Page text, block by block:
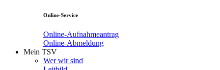
Online-Service
Online-Aufnahmeantrag
Online-Abmeldung
Mein TSV
Wer wir sind